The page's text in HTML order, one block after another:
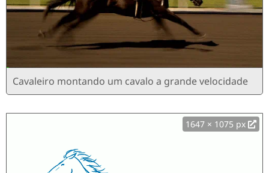
Cavaleiro montando um cavalo a grande velocidade
1647 × 1075 px